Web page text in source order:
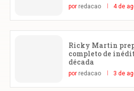
por redacao 4 de
Ricky Martin
completo de
década
por redacao 3 de